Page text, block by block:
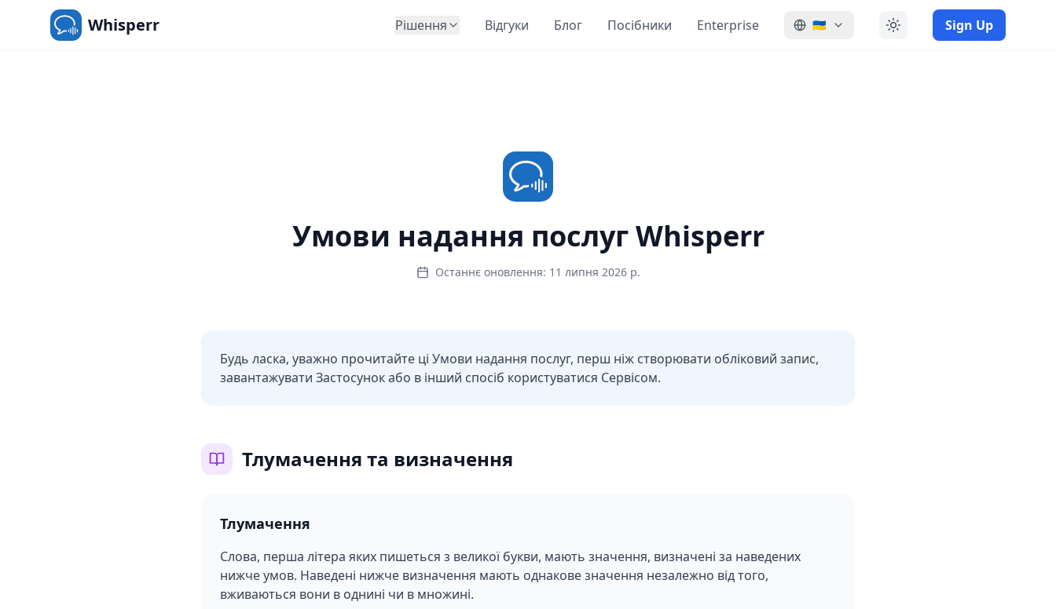
Whisperr Рішення Відгуки Блог Посібники Enterprise 🇺🇦 Sign Up
Умови надання послуг Whisperr
Останнє оновлення: 11 липня 2026 р.
Будь ласка, уважно прочитайте ці Умови надання послуг, перш ніж створювати обліковий запис,
завантажувати Застосунок або в інший спосіб користуватися Сервісом.
Тлумачення та визначення
Тлумачення
Слова, перша літера яких пишеться з великої букви, мають значення, визначені за наведених
нижче умов. Наведені нижче визначення мають однакове значення незалежно від того,
вживаються вони в однині чи в множині.